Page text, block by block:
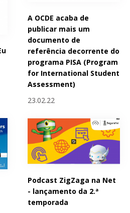
A OCDE acaba de
publicar mais um
documento de
referência decorrente do
programa PISA (Program
for International Student
Assessment)
23.02.22
Podcast ZigZaga na Net
- lançamento da 2.ª
temporada